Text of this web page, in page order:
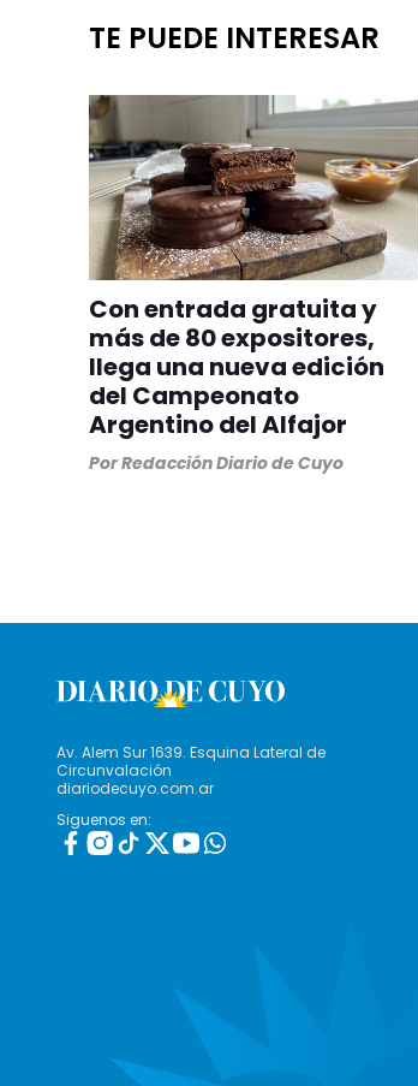
TE PUEDE INTERESAR
Con entrada gratuita y
más de 80 expositores,
llega una nueva edición
del Campeonato
Argentino del Alfajor
PorRedacción Diario de Cuyo
Av. Alem Sur 1639. Esquina Lateral de
Circunvalación
diariodecuyo.com.ar
Siguenos en: